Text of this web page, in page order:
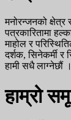
मनोरन्जनको क्षेत्र
पत्रकारितामा
माहोल र
दर्शक, सिनेकर्मी र
हामी सधै लाग्नेछौं ।
हाम्रो